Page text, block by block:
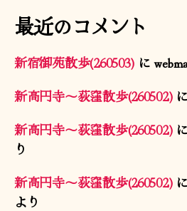
最近のコメント
新宿御苑散歩(260503) に
新高円寺〜荻窪散歩(260502)に
新高円寺〜荻窪散歩(260502)に
り
新高円寺〜荻窪散歩(260502)に
より